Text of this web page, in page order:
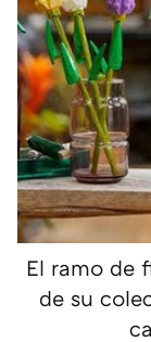
El ramo de
de su